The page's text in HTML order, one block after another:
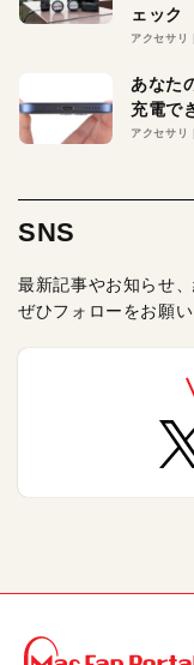
ェック
アクセサリ
あなた
充電で
アクセサリ
SNS
最新記事やお知らせ
ぜひフォローをお願い